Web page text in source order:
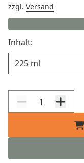
zzgl. Versand
Inhalt: